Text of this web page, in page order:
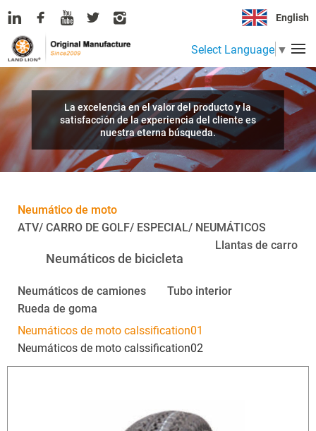
English
Select Language ▼
La excelencia en el valor del producto y la
satisfacción de la experiencia del cliente es
nuestra eterna búsqueda.
Neumático de moto
Neumáticos de moto calssification01
Neumáticos de moto calssification02
ATV/ CARRO DE GOLF/ ESPECIAL/ NEUMÁTICOS
Neumáticos de bicicleta
Llantas de carro
Neumáticos de camiones
Tubo interior
Rueda de goma